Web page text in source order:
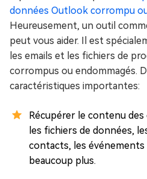
données Outlook corrompu
Heureusement, un outil
peut vous aider. Il est
les emails et les fichiers de
corrompus ou endommagés.
caractéristiques importantes:
Récupérer le contenu
les fichiers de données,
contacts, les événements
beaucoup plus.